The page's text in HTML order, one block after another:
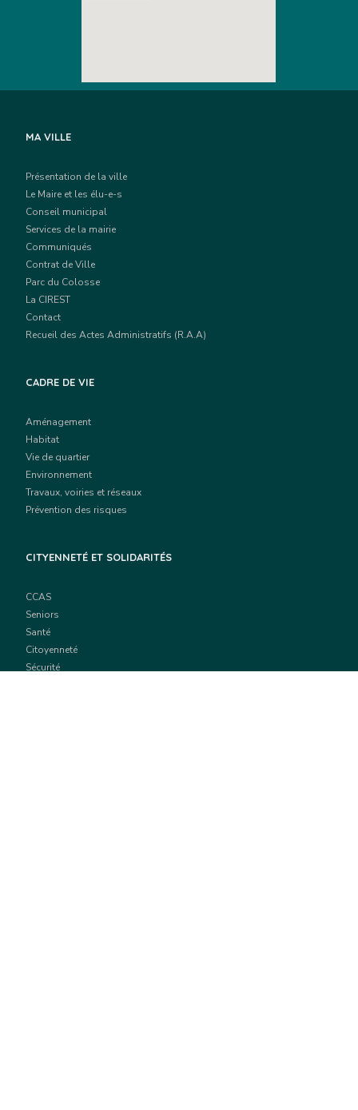
MA VILLE
Présentation de la ville
Le Maire et les élu-e-s
Conseil municipal
Services de la mairie
Communiqués
Contrat de Ville
Parc du Colosse
La CIREST
Contact
Recueil des Actes Administratifs (R.A.A)
CADRE DE VIE
Aménagement
Habitat
Vie de quartier
Environnement
Travaux, voiries et réseaux
Prévention des risques
CITYENNETÉ ET SOLIDARITÉS
CCAS
Seniors
Santé
Citoyenneté
Sécurité